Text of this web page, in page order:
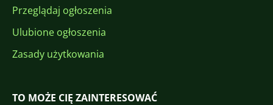
Przeglądaj ogłoszenia
Ulubione ogłoszenia
Zasady użytkowania
TO MOŻE CIĘ ZAINTERESOWAĆ